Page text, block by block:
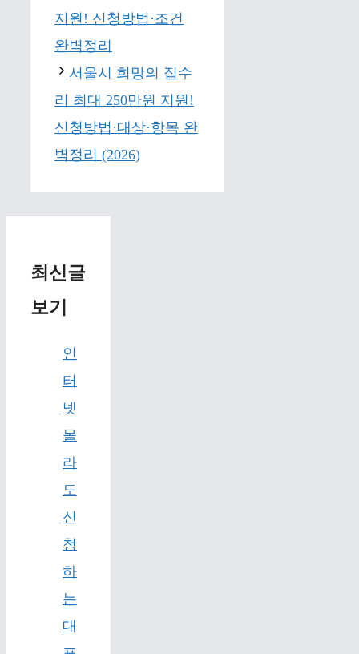
지원! 신청방법·조건
완벽정리
서울시 희망의 집수
리 최대 250만원 지원!
신청방법·대상·항목 완
벽정리 (2026)
최신글
보기
인
터
넷
몰
라
도
신
청
하
는
대